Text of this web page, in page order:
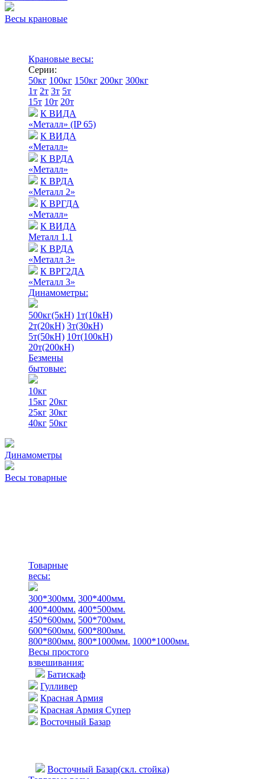
Весы крановые
Крановые весы:
Серии:
50кг 100кг 150кг 200кг 300кг
1т 2т 3т 5т
15т 10т 20т
К ВИДА
«Металл» (IP 65)
К ВИДА
«Металл»
К ВРДА
«Металл»
К ВРДА
«Металл 2»
К ВРГДА
«Металл»
К ВИДА
Металл 1.1
К ВРДА
«Металл 3»
К ВРГ2ДА
«Металл 3»
Динамометры:
500кг(5кН) 1т(10кН)
2т(20кН) 3т(30кН)
5т(50кН) 10т(100кН)
20т(200кН)
Безмены
бытовые:
10кг
15кг 20кг
25кг 30кг
40кг 50кг
Динамометры
Весы товарные
Товарные
весы:
300*300мм. 300*400мм.
400*400мм. 400*500мм.
450*600мм. 500*700мм.
600*600мм. 600*800мм.
800*800мм. 800*1000мм. 1000*1000мм.
Весы простого
взвешивания:
Батискаф
Гулливер
Красная Армия
Красная Армия Супер
Восточный Базар
Восточный Базар(скл. стойка)